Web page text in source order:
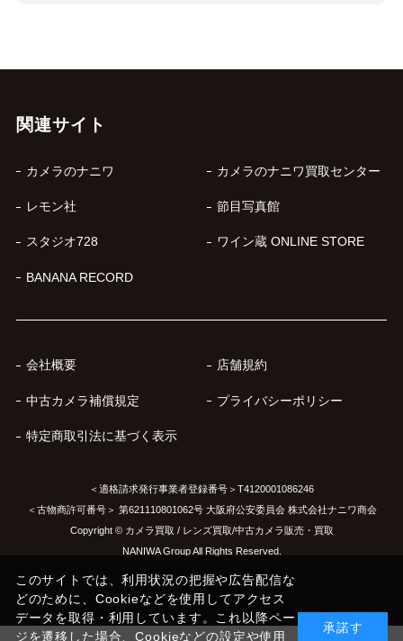
関連サイト
カメラのナニワ カメラのナニワ買取センター
レモン社 節目写真館
スタジオ728 ワイン蔵 ONLINE STORE
BANANA RECORD
会社概要 店舗規約
中古カメラ補償規定 プライバシーポリシー
特定商取引法に基づく表示
＜適格請求発行事業者登録番号＞T4120001086246
＜古物商許可番号＞ 第621110801062号 大阪府公安委員会 株式会社ナニワ商会
Copyright © カメラ買取 / レンズ買取/中古カメラ販売・買取
NANIWA Group All Rights Reserved.
このサイトでは、利用状況の把握や広告配信な
どのために、Cookieなどを使用してアクセス
データを取得・利用しています。これ以降ペー
ジを遷移した場合、Cookieなどの設定や使用
承諾す